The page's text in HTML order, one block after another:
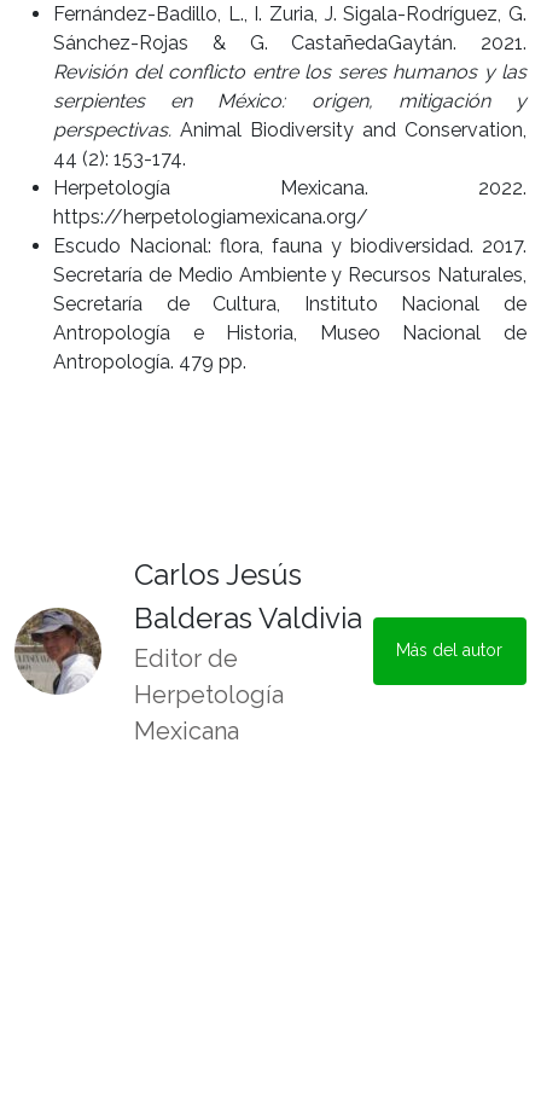
Fernández-Badillo, L., I. Zuria, J. Sigala-Rodríguez, G.
Sánchez-Rojas & G. CastañedaGaytán. 2021.
Revisión del conflicto entre los seres humanos y las
serpientes en México: origen, mitigación y
perspectivas. Animal Biodiversity and Conservation,
44 (2): 153-174.
Herpetología Mexicana. 2022.
https://herpetologiamexicana.org/
Escudo Nacional: flora, fauna y biodiversidad. 2017.
Secretaría de Medio Ambiente y Recursos Naturales,
Secretaría de Cultura, Instituto Nacional de
Antropología e Historia, Museo Nacional de
Antropología. 479 pp.
Carlos Jesús
Balderas Valdivia
Editor de
Herpetología
Mexicana
Más del autor